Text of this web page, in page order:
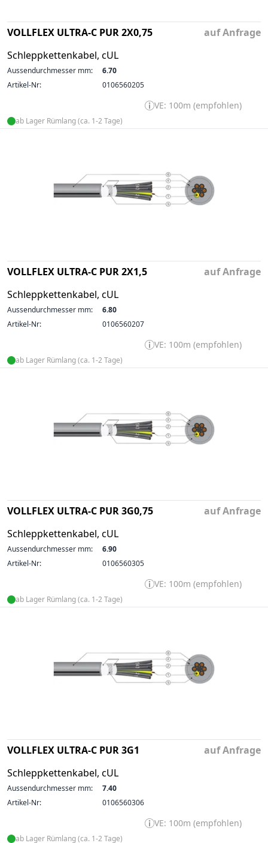
VOLLFLEX ULTRA-C PUR 2X0,75
Schleppkettenkabel, cUL
auf Anfrage
Aussendurchmesser mm:
6.70
Artikel-Nr:
0106560205
VE: 100m (empfohlen)
ab Lager Rümlang (ca. 1-2 Tage)
VOLLFLEX ULTRA-C PUR 2X1,5
Schleppkettenkabel, cUL
auf Anfrage
Aussendurchmesser mm:
6.80
Artikel-Nr:
0106560207
VE: 100m (empfohlen)
ab Lager Rümlang (ca. 1-2 Tage)
VOLLFLEX ULTRA-C PUR 3G0,75
Schleppkettenkabel, cUL
auf Anfrage
Aussendurchmesser mm:
6.90
Artikel-Nr:
0106560305
VE: 100m (empfohlen)
ab Lager Rümlang (ca. 1-2 Tage)
VOLLFLEX ULTRA-C PUR 3G1
Schleppkettenkabel, cUL
auf Anfrage
Aussendurchmesser mm:
7.40
Artikel-Nr:
0106560306
VE: 100m (empfohlen)
ab Lager Rümlang (ca. 1-2 Tage)